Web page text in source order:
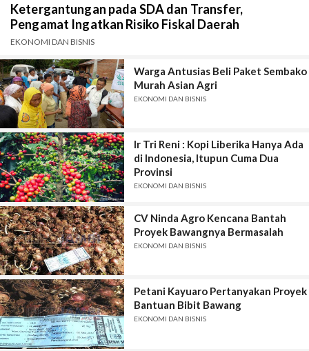
Ketergantungan pada SDA dan Transfer,
Pengamat Ingatkan Risiko Fiskal Daerah
EKONOMI DAN BISNIS
Warga Antusias Beli Paket Sembako
Murah Asian Agri
EKONOMI DAN BISNIS
Ir Tri Reni : Kopi Liberika Hanya Ada
di Indonesia, Itupun Cuma Dua
Provinsi
EKONOMI DAN BISNIS
CV Ninda Agro Kencana Bantah
Proyek Bawangnya Bermasalah
EKONOMI DAN BISNIS
Petani Kayuaro Pertanyakan Proyek
Bantuan Bibit Bawang
EKONOMI DAN BISNIS